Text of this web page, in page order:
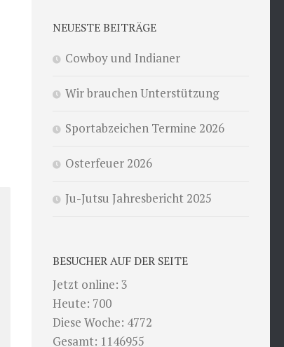
NEUESTE BEITRÄGE
Cowboy und Indianer
Wir brauchen Unterstützung
Sportabzeichen Termine 2026
Osterfeuer 2026
Ju-Jutsu Jahresbericht 2025
BESUCHER AUF DER SEITE
Jetzt online: 3
Heute: 700
Diese Woche: 4772
Gesamt: 1146955